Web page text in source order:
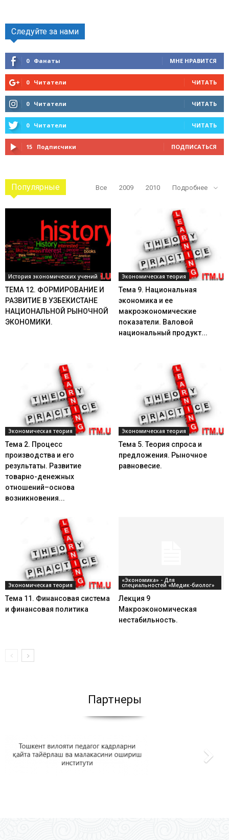
Следуйте за нами
0 Фанаты МНЕ НРАВИТСЯ
0 Читатели ЧИТАТЬ
0 Читатели ЧИТАТЬ
0 Читатели ЧИТАТЬ
15 Подписчики ПОДПИСАТЬСЯ
Популярные Все 2009 2010 Подробнее
История экономических учений
ТЕМА 12. ФОРМИРОВАНИЕ И
РАЗВИТИЕ В УЗБЕКИСТАНЕ
НАЦИОНАЛЬНОЙ РЫНОЧНОЙ
ЭКОНОМИКИ.
Экономическая теория
Тема 9. Национальная
экономика и ее
макроэкономические
показатели. Валовой
национальный продукт...
Экономическая теория
Тема 2. Процесс
производства и его
результаты. Развитие
товарно-денежных
отношений–основа
возникновения...
Экономическая теория
Тема 5. Теория спроса и
предложения. Рыночное
равновесие.
Экономическая теория
Тема 11. Финансовая система
и финансовая политика
«Экономика» - Для
специальностей «Медик-биолог»
Лекция 9
Макроэкономическая
нестабильность.
Партнеры